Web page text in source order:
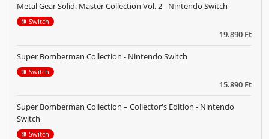
19.890 Ft
Metal Gear Solid: Master Collection Vol. 2 - Nintendo Switch
Switch
15.890 Ft
Super Bomberman Collection - Nintendo Switch
Switch
Super Bomberman Collection – Collector's Edition - Nintendo
Switch
Switch